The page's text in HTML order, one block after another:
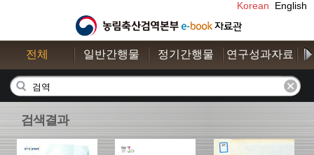
Korean English
전체 일반간행물 정기간행물 연구성과자료
검색결과